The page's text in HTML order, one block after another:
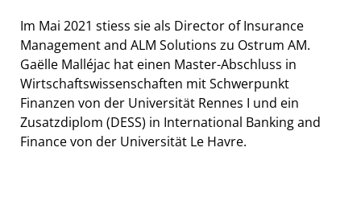
Im Mai 2021 stiess sie als Director of Insurance
Management and ALM Solutions zu Ostrum AM.
Gaëlle Malléjac hat einen Master-Abschluss in
Wirtschaftswissenschaften mit Schwerpunkt
Finanzen von der Universität Rennes I und ein
Zusatzdiplom (DESS) in International Banking and
Finance von der Universität Le Havre.